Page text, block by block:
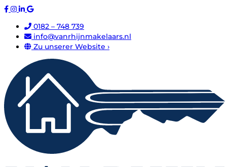
0182 – 748 739
info@vanrhijnmakelaars.nl
Zu unserer Website ›